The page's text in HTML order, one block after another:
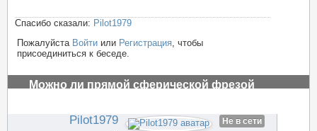
Спасибо сказали: Pilot1979
Пожалуйста Войти или Регистрация , чтобы
присоединиться к беседе.
Можно ли прямой сферической фрезой
Pilot1979 Не в сети